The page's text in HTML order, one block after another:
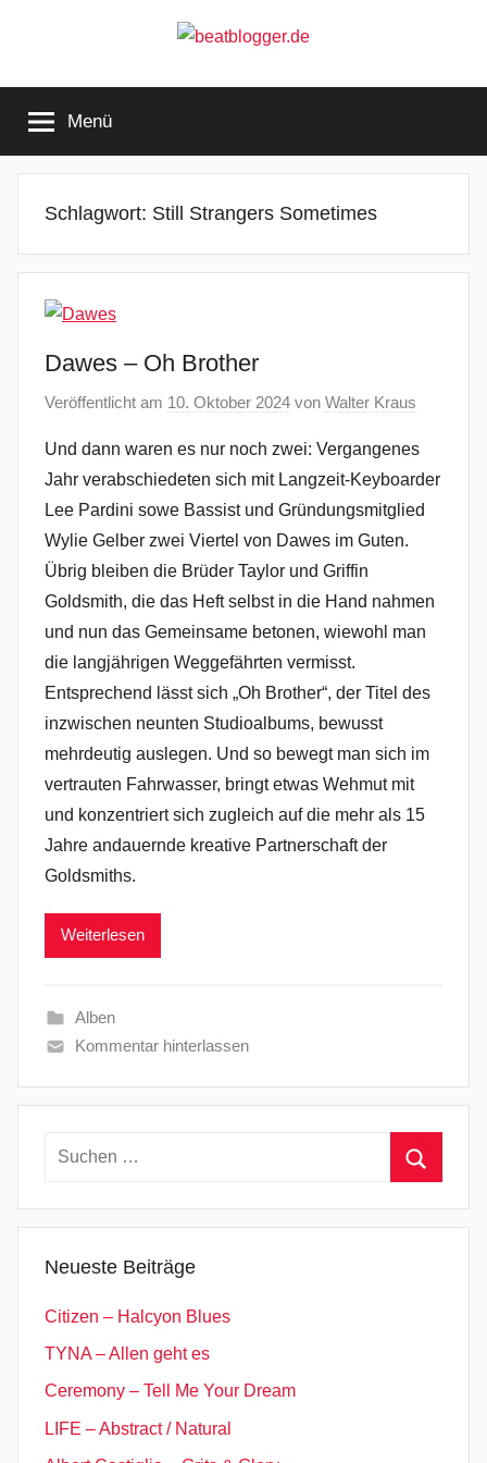
beatblogger.de
the
beat
goes
Menü
Schlagwort: Still Strangers Sometimes
Dawes – Oh Brother
Veröffentlicht am 10. Oktober 2024 von Walter Kraus
Und dann waren es nur noch zwei: Vergangenes
Jahr verabschiedeten sich mit Langzeit-Keyboarder
Lee Pardini sowe Bassist und Gründungsmitglied
Wylie Gelber zwei Viertel von Dawes im Guten.
Übrig bleiben die Brüder Taylor und Griffin
Goldsmith, die das Heft selbst in die Hand nahmen
und nun das Gemeinsame betonen, wiewohl man
die langjährigen Weggefährten vermisst.
Entsprechend lässt sich „Oh Brother“, der Titel des
inzwischen neunten Studioalbums, bewusst
mehrdeutig auslegen. Und so bewegt man sich im
vertrauten Fahrwasser, bringt etwas Wehmut mit
und konzentriert sich zugleich auf die mehr als 15
Jahre andauernde kreative Partnerschaft der
Goldsmiths.
Weiterlesen
Alben
Kommentar hinterlassen
Suchen
Neueste Beiträge
Citizen – Halcyon Blues
TYNA – Allen geht es
Ceremony – Tell Me Your Dream
LIFE – Abstract / Natural